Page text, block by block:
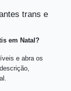
trans e
em Natal?
e abra os